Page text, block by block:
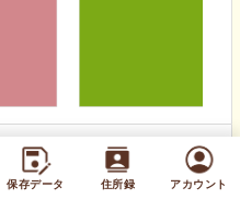
保存データ 住所録 アカウント